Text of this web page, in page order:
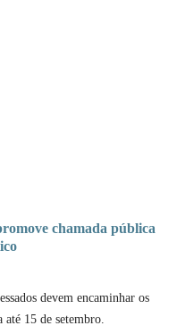
chamada pública
devem encaminhar os
15 de setembro.